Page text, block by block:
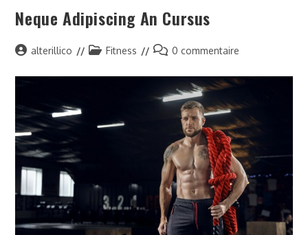
Neque Adipiscing An Cursus
Auteur/autrice
la
alterillico
PostFitness
Commentaires
la
publication :
0 commentaire